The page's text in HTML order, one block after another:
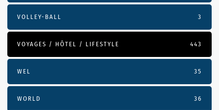
VOLLEY-BALL 3
VOYAGES / HÔTEL / LIFESTYLE 443
WEL 35
WORLD 36